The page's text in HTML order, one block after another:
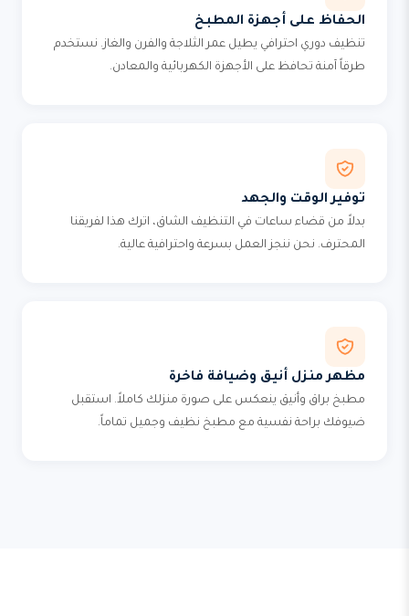
الحفاظ على أجهزة المطبخ
تنظيف دوري احترافي يطيل عمر الثلاجة والفرن والغاز. نستخدم
طرقاً آمنة تحافظ على الأجهزة الكهربائية والمعادن.
توفير الوقت والجهد
بدلاً من قضاء ساعات في التنظيف الشاق، اترك هذا لفريقنا
المحترف. نحن ننجز العمل بسرعة واحترافية عالية.
مظهر منزل أنيق وضيافة فاخرة
مطبخ براق وأنيق ينعكس على صورة منزلك كاملاً. استقبل
ضيوفك براحة نفسية مع مطبخ نظيف وجميل تماماً.